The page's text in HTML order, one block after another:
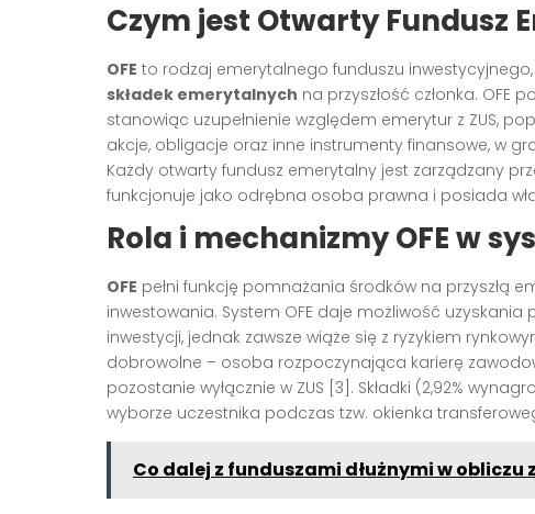
Czym jest Otwarty Fundusz
OFE to rodzaj emerytalnego funduszu
składek emerytalnych na przyszłość członka. OFE
stanowiąc uzupełnienie względem emerytur z ZUS,
akcje, obligacje oraz inne instrumenty finansowe, w
Każdy otwarty fundusz emerytalny jest zarządzany
funkcjonuje jako odrębna osoba prawna i posiada
Rola i mechanizmy OFE w
OFE pełni funkcję pomnażania środków na przyszłą
inwestowania. System OFE daje możliwość uzyskania
inwestycji, jednak zawsze wiąże się z ryzykiem
dobrowolne – osoba rozpoczynająca karierę
pozostanie wyłącznie w ZUS [3] . Składki (2,92%
wyborze uczestnika podczas tzw. okienka
Co dalej z funduszami dłużnymi w obliczu